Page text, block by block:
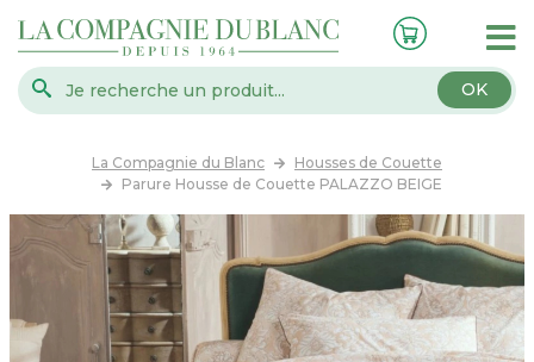
OK
La Compagnie du Blanc
Housses de Couette
Parure Housse de Couette PALAZZO BEIGE